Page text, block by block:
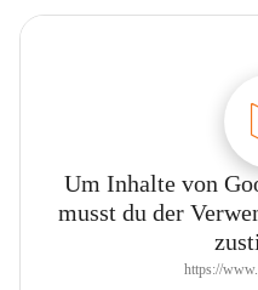
Um Inhalte von
musst du der
https://